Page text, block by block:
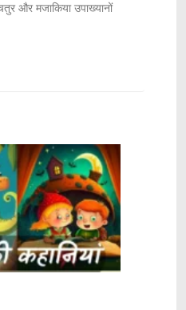
और मजाकिया उपाख्यानों